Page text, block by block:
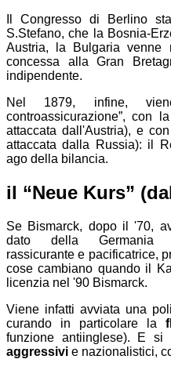
Il Congresso di Berlino
S.Stefano, che la Bosnia-
Austria, la Bulgaria venne
concessa alla Gran
indipendente.
Nel 1879, infine,
controassicurazione”, con
attaccata dall'Austria), e
attaccata dalla Russia): il
ago della bilancia.
il “Neue Kurs”
Se Bismarck, dopo il '70,
dato della Germania
rassicurante e pacificatrice,
cose cambiano quando il
licenzia nel '90 Bismarck.
Viene infatti avviata una
curando in particolare la
funzione antiinglese). E si
aggressivi e nazionalistici,